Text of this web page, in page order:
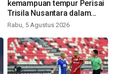
kemampuan tempur Perisai
Trisila Nusantara dalam
latihan di Kepri
Rabu, 5 Agustus 2026